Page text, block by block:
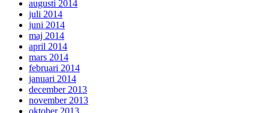
augusti 2014
juli 2014
juni 2014
maj 2014
april 2014
mars 2014
februari 2014
januari 2014
december 2013
november 2013